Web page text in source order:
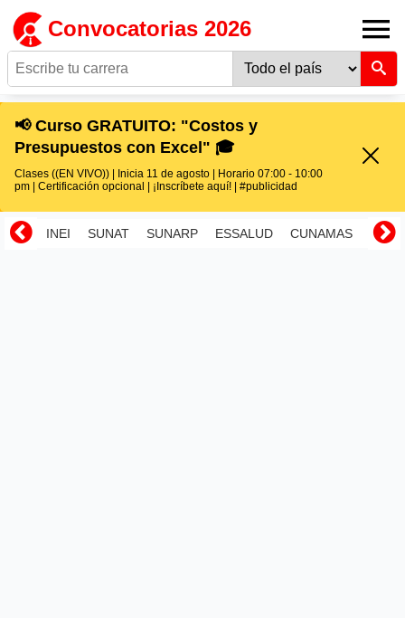
Convocatorias 2026
📢 Curso GRATUITO: "Costos y
Presupuestos con Excel" 🎓
Clases ((EN VIVO)) | Inicia 11 de agosto | Horario 07:00 - 10:00
pm | Certificación opcional | ¡Inscríbete aquí! | #publicidad
INEI SUNAT SUNARP ESSALUD CUNAMAS